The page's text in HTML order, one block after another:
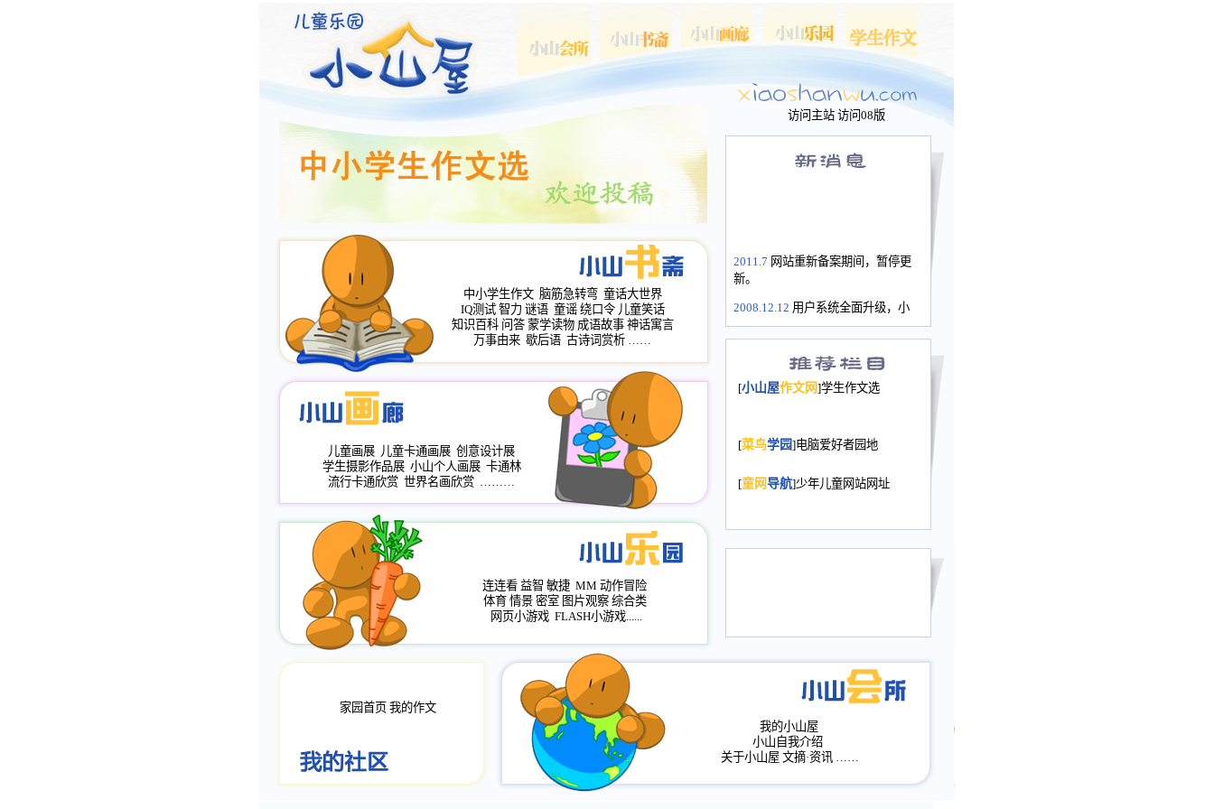
访问主站 访问08版
2011.7 网站重新备案期间，暂停更
新。
2008.12.12 用户系统全面升级，小
长会、家园网－个人空间，用户一
次注册全部通行。
2008.12.12家园网正式运行，域
年，2009版提前启用，小山屋全面
小山画廊均增加多个新栏目。。
评分、顶功能，作文宝典改版。
[小山屋作文网]学生作文选
[菜鸟学园]电脑爱好者园地
[童网导航]少年儿童网站网址
中小学生作文 脑筋急转弯 童话大世界
IQ测试 智力 谜语 童谣 绕口令 儿童笑话
知识百科 问答 蒙学读物 成语故事 神话寓言
万事由来 歇后语 古诗词赏析 ……
儿童画展 儿童卡通画展 创意设计展
学生摄影作品展 小山个人画展 卡通林
流行卡通欣赏 世界名画欣赏 ………
连连看 益智 敏捷 MM 动作冒险
体育 情景 密室 图片观察 综合类
网页小游戏 FLASH小游戏......
家园首页 我的作文
我的小山屋
小山自我介绍
关于小山屋 文摘·资讯 ……